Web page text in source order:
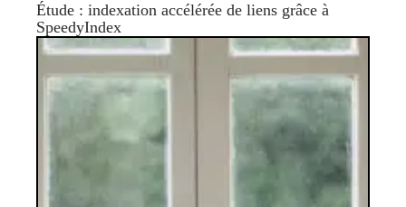
Étude : indexation accélérée de liens grâce à
SpeedyIndex